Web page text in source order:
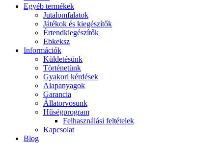
Egyéb termékek
Jutalomfalatok
Játékok és kiegészítők
Értendkiegészítők
Ebkeksz
Információk
Küldetésünk
Történetünk
Gyakori kérdések
Alapanyagok
Garancia
Állatorvosunk
Hűségprogram
Felhasználási feltételek
Kapcsolat
Blog